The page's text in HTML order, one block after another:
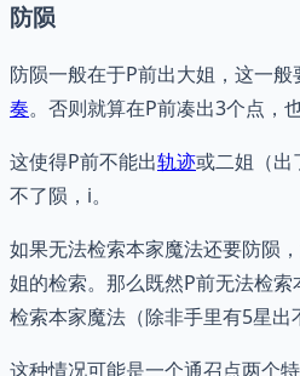
防陨
防陨一般在于P前出大姐，这一
奏。否则就算在P前凑出3个点，
这使得P前不能出轨迹或二姐（出
不了陨，i。
如果无法检索本家魔法还要防陨
姐的检索。那么既然P前无法检
检索本家魔法（除非手里有5星出
这种情况可能是一个通召点两个特